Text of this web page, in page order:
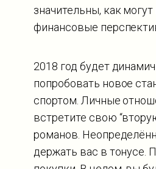
значительны, как
финансовые
2018 год будет
попробовать новое
спортом. Личные
встретите свою
романов.
держать вас в тонусе.